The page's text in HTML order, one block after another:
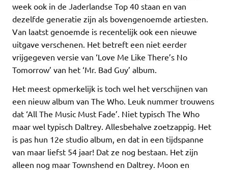
week ook in de Jaderlandse Top 40 staan en van
dezelfde generatie zijn als bovengenoemde artiesten.
Van laatst genoemde is recentelijk ook een nieuwe
uitgave verschenen. Het betreft een niet eerder
vrijgegeven versie van ‘Love Me Like There’s No
Tomorrow’ van het ‘Mr. Bad Guy’ album.
Het meest opmerkelijk is toch wel het verschijnen van
een nieuw album van The Who. Leuk nummer trouwens
dat ‘All The Music Must Fade’. Niet typisch The Who
maar wel typisch Daltrey. Allesbehalve zoetzappig. Het
is pas hun 12e studio album, en dat in een tijdspanne
van maar liefst 54 jaar! Dat ze nog bestaan. Het zijn
alleen nog maar Townshend en Daltrey. Moon en